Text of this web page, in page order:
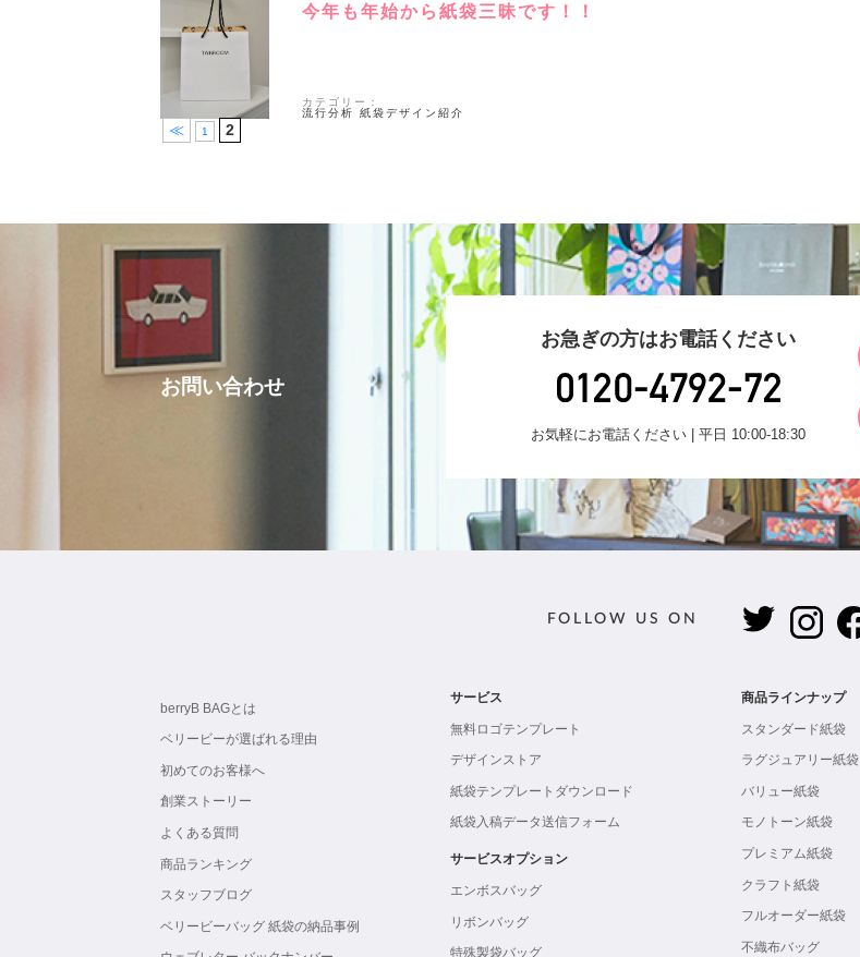
今年も年始から紙袋三昧です！！
カテゴリー：
流行分析
紙袋デザイン紹介
≪ 1 2
お問い合わせ
お急ぎの方はお電話ください
お気軽にお電話ください | 平日 10:00-18:30
FOLLOW US ON
berryB BAGとは
ベリービーが選ばれる理由
初めてのお客様へ
創業ストーリー
よくある質問
商品ランキング
スタッフブログ
ベリービーバッグ 紙袋の納品事例
サービス
無料ロゴテンプレート
デザインストア
紙袋テンプレートダウンロード
紙袋入稿データ送信フォーム
サービスオプション
エンボスバッグ
リボンバッグ
特殊製袋バッグ
商品ラインナップ
スタンダード紙袋
ラグジュアリー紙袋
バリュー紙袋
モノトーン紙袋
プレミアム紙袋
クラフト紙袋
フルオーダー紙袋
不織布バッグ